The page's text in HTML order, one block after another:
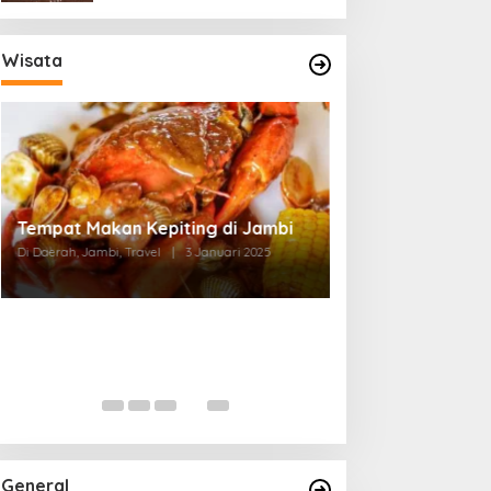
Wisata
Tempat Makan di Thehok Jambi
Di Daerah, Jambi, Travel | 3 Januari 2025
General